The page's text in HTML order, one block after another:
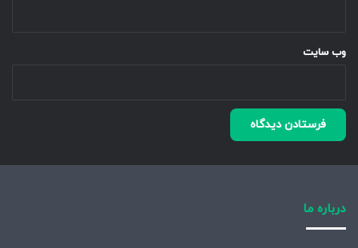
وب‌ سایت
درباره ما